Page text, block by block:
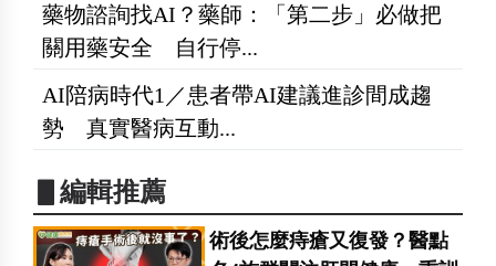
藥物諮詢找AI？藥師：「第二步」必做把
關用藥安全 自行停...
AI陪病時代1／患者帶AI建議進診間成趨
勢 真實醫病互動...
▋編輯推薦
術後怎麼痔瘡又復發？醫點